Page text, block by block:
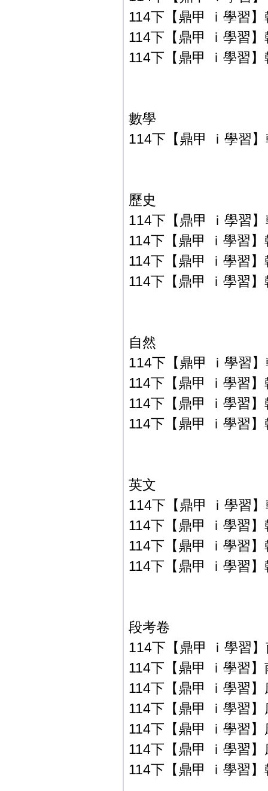
114下【鼎甲 ｉ學習
114下【鼎甲 ｉ學習
114下【鼎甲 ｉ學習
數學
114下【鼎甲 ｉ學習
歷史
114下【鼎甲 ｉ學習
114下【鼎甲 ｉ學習
114下【鼎甲 ｉ學習
114下【鼎甲 ｉ學習
自然
114下【鼎甲 ｉ學習
114下【鼎甲 ｉ學習
114下【鼎甲 ｉ學習
114下【鼎甲 ｉ學習
英文
114下【鼎甲 ｉ學習
114下【鼎甲 ｉ學習
114下【鼎甲 ｉ學習
114下【鼎甲 ｉ學習
段考卷
114下【鼎甲 ｉ學習
114下【鼎甲 ｉ學習
114下【鼎甲 ｉ學習
114下【鼎甲 ｉ學習
114下【鼎甲 ｉ學習
114下【鼎甲 ｉ學習
114下【鼎甲 ｉ學習